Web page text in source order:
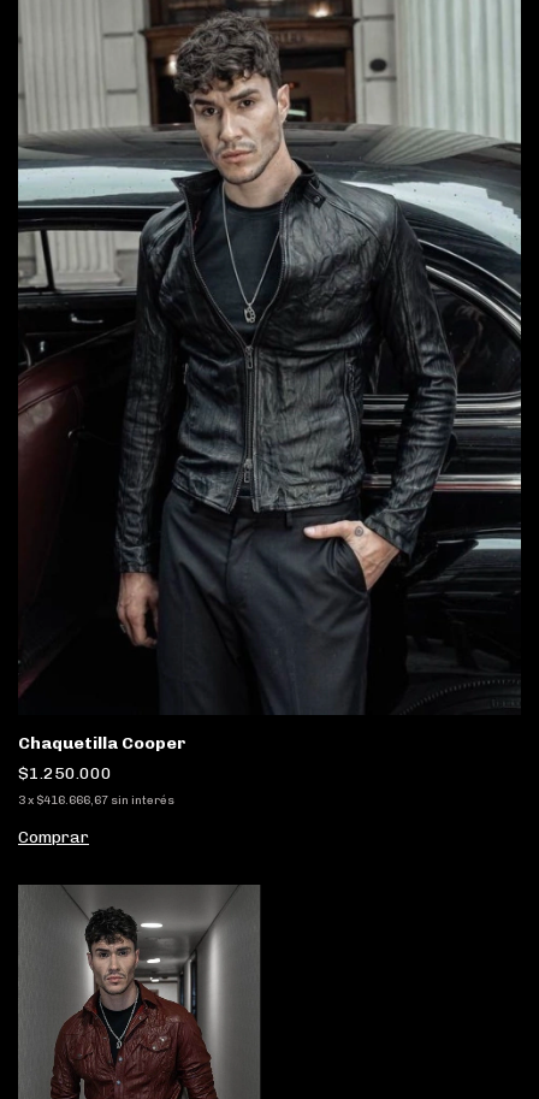
Chaquetilla Cooper
$1.250.000
3x $416.666,67 sin interés
Comprar